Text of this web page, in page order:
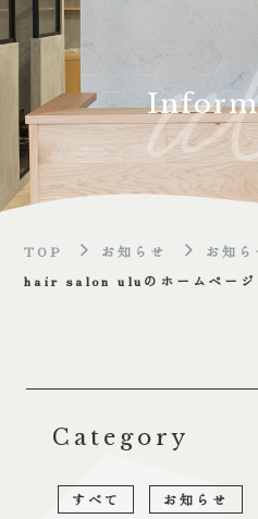
TOP お知らせ
お知ら
hair salon uluのホームページ
Category
すべて お知らせ